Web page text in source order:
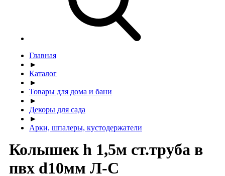
Главная
►
Каталог
►
Товары для дома и бани
►
Декоры для сада
►
Арки, шпалеры, кустодержатели
Колышек h 1,5м ст.труба в
пвх d10мм Л-С